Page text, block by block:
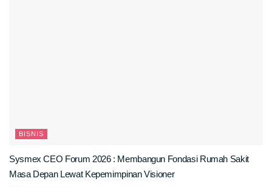
BISNIS
Sysmex CEO Forum 2026 : Membangun Fondasi Rumah Sakit
Masa Depan Lewat Kepemimpinan Visioner